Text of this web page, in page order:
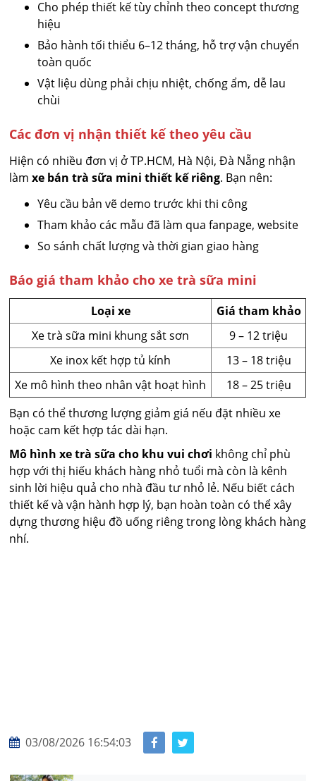
Cho phép thiết kế tùy chỉnh theo concept thương
hiệu
Bảo hành tối thiểu 6–12 tháng, hỗ trợ vận chuyển
toàn quốc
Vật liệu dùng phải chịu nhiệt, chống ẩm, dễ lau
chùi
Các đơn vị nhận thiết kế theo yêu cầu
Hiện có nhiều đơn vị ở TP.HCM, Hà Nội, Đà Nẵng nhận
làmxe bán trà sữa mini thiết kế riêng. Bạn nên:
Yêu cầu bản vẽ demo trước khi thi công
Tham khảo các mẫu đã làm qua fanpage, website
So sánh chất lượng và thời gian giao hàng
Báo giá tham khảo cho xe trà sữa mini
Loại xe
Giá tham khảo
Xe trà sữa mini khung sắt sơn
9 – 12 triệu
Xe inox kết hợp tủ kính
13 – 18 triệu
Xe mô hình theo nhân vật hoạt hình
18 – 25 triệu
Bạn có thể thương lượng giảm giá nếu đặt nhiều xe
hoặc cam kết hợp tác dài hạn.
Mô hình xe trà sữa cho khu vui chơi không chỉ phù
hợp với thị hiếu khách hàng nhỏ tuổi mà còn là kênh
sinh lời hiệu quả cho nhà đầu tư nhỏ lẻ. Nếu biết cách
thiết kế và vận hành hợp lý, bạn hoàn toàn có thể xây
dựng thương hiệu đồ uống riêng trong lòng khách hàng
nhí.
03/08/2026 16:54:03